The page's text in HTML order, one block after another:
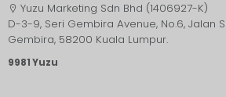
Yuzu Marketing Sdn Bhd (1406927-K)
D-3-9, Seri Gembira Avenue, No.6, Jalan
9981 Yuzu